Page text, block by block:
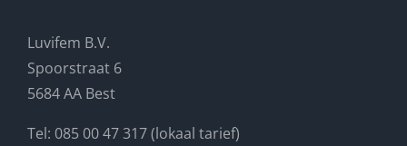
Luvifem B.V.
Spoorstraat 6
5684 AA Best
Tel: 085 00 47 317 (lokaal tarief)